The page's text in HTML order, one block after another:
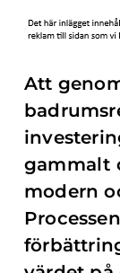
Att
gammalt
modern